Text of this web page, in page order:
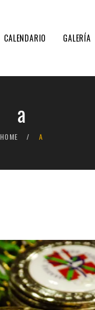
CALENDARIO GALERÍA
a
HOME A